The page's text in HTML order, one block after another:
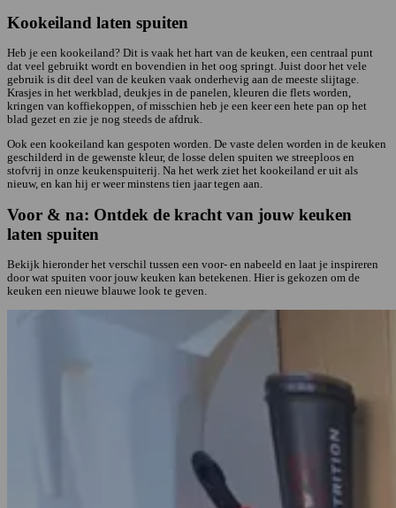
Kookeiland laten spuiten
Heb je een kookeiland? Dit is vaak het hart van de keuken, een centraal punt
dat veel gebruikt wordt en bovendien in het oog springt. Juist door het vele
gebruik is dit deel van de keuken vaak onderhevig aan de meeste slijtage.
Krasjes in het werkblad, deukjes in de panelen, kleuren die flets worden,
kringen van koffiekoppen, of misschien heb je een keer een hete pan op het
blad gezet en zie je nog steeds de afdruk.
Ook een kookeiland kan gespoten worden. De vaste delen worden in de keuken
geschilderd in de gewenste kleur, de losse delen spuiten we streeploos en
stofvrij in onze keukenspuiterij. Na het werk ziet het kookeiland er uit als
nieuw, en kan hij er weer minstens tien jaar tegen aan.
Voor & na: Ontdek de kracht van jouw keuken
laten spuiten
Bekijk hieronder het verschil tussen een voor- en nabeeld en laat je inspireren
door wat spuiten voor jouw keuken kan betekenen. Hier is gekozen om de
keuken een nieuwe blauwe look te geven.